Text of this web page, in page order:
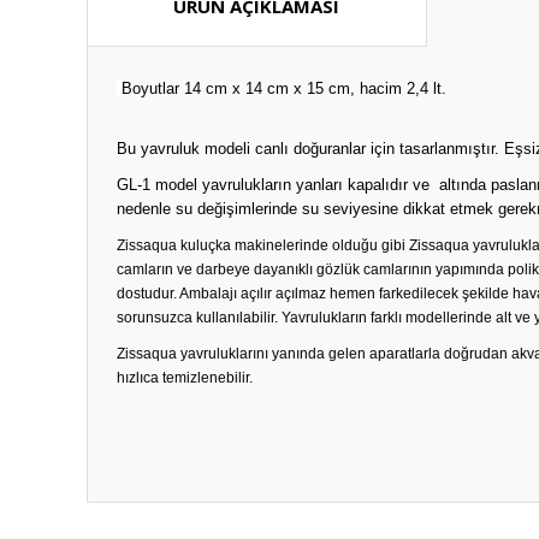
ÜRÜN AÇIKLAMASI
Boyutlar 14 cm x 14 cm x 15 cm, hacim 2,4 lt.
Bu yavruluk modeli canlı doğuranlar için tasarlanmıştır.
GL-1 model yavrulukların yanları kapalıdır ve altında
nedenle su değişimlerinde su seviyesine dikkat etmek
Zissaqua kuluçka makinelerinde olduğu gibi Zissaqua
camların ve darbeye dayanıklı gözlük camlarının yapımında
dostudur. Ambalajı açılır açılmaz hemen farkedilecek şekilde
sorunsuzca kullanılabilir. Yavrulukların farklı modellerinde alt
Zissaqua yavruluklarını yanında gelen aparatlarla doğrudan
hızlıca temizlenebilir.